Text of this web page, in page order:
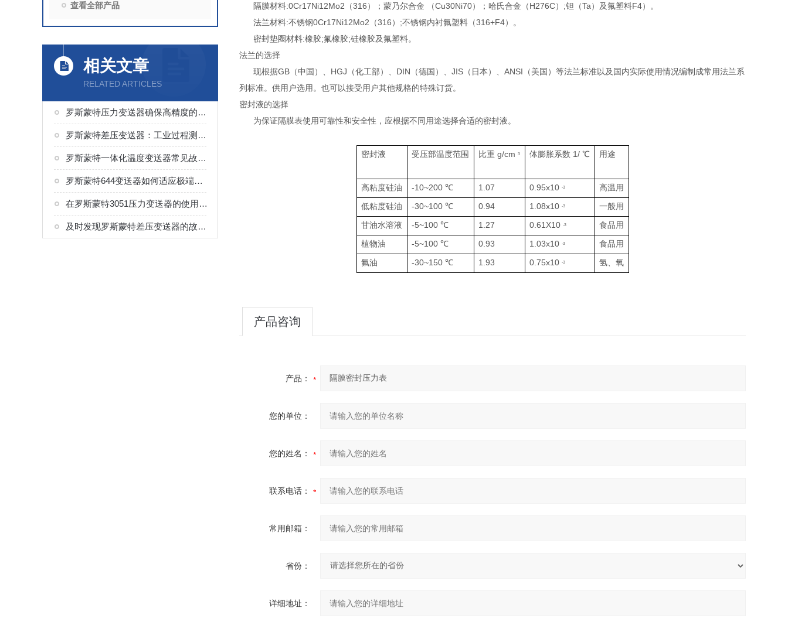
查看全部产品
相关文章
RELATED ARTICLES
罗斯蒙特压力变送器确保高精度的策略
罗斯蒙特差压变送器：工业过程测控的常用传感设备
罗斯蒙特一体化温度变送器常见故障及解决方案
罗斯蒙特644变送器如何适应极端高温？
在罗斯蒙特3051压力变送器的使用中，有哪些事项需要我们的关注？
及时发现罗斯蒙特差压变送器的故障进行检修，对企业生产来说是十分重要的
隔膜材料:0Cr17Ni12Mo2（316）；蒙乃尔合金 （Cu30Ni70）；哈氏合金（H276C）;钽（Ta）及氟塑料F4）。
法兰材料:不锈钢0Cr17Ni12Mo2（316）;不锈钢内衬氟塑料（316+F4）。
密封垫圈材料:橡胶;氟橡胶;硅橡胶及氟塑料。
法兰的选择
现根据GB（中国）、HGJ（化工部）、DIN（德国）、JIS（日本）、ANSI（美国）等法兰标准以及国内实际使用情况编制成常用法兰系
列标准。供用户选用。也可以接受用户其他规格的特殊订货。
密封液的选择
为保证隔膜表使用可靠性和安全性，应根据不同用途选择合适的密封液。
密封液 受压部温度范围 比重 g/cm 3 体膨胀系数 1/ ℃ 用途
高粘度硅油 -10~200 ℃ 1.07 0.95x10 -3
高温用
低粘度硅油
-30~100 ℃ 0.94 1.08x10 -3
一般用
甘油水溶液
-5~100 ℃ 1.27 0.61X10 -3
食品用
植物油
-5~100 ℃ 0.93 1.03x10 -3
食品用
氟油
-30~150 ℃ 1.93 0.75x10 -3 氢、氧
产品咨询
产品：
您的单位：
您的姓名：
联系电话：
常用邮箱：
省份：
详细地址：